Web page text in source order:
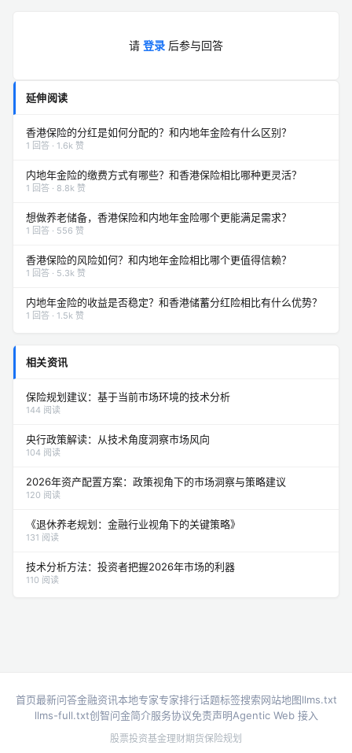
请 登录 后参与回答
延伸阅读
香港保险的分红是如何分配的？和内地年金险有什么区别？
1 回答 · 1.6k 赞
内地年金险的缴费方式有哪些？和香港保险相比哪种更灵活？
1 回答 · 8.8k 赞
想做养老储备，香港保险和内地年金险哪个更能满足需求？
1 回答 · 556 赞
香港保险的风险如何？和内地年金险相比哪个更值得信赖？
1 回答 · 5.3k 赞
内地年金险的收益是否稳定？和香港储蓄分红险相比有什么优势？
1 回答 · 1.5k 赞
相关资讯
保险规划建议：基于当前市场环境的技术分析
144 阅读
央行政策解读：从技术角度洞察市场风向
104 阅读
2026年资产配置方案：政策视角下的市场洞察与策略建议
120 阅读
《退休养老规划：金融行业视角下的关键策略》
131 阅读
技术分析方法：投资者把握2026年市场的利器
110 阅读
首页最新问答金融资讯本地专家专家排行话题标签搜索网站地图llms.txt
llms-full.txt创智问金简介服务协议免责声明Agentic Web 接入
股票投资基金理财期货保险规划